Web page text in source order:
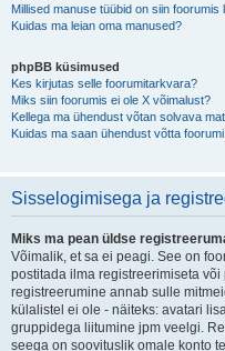
Millised manuse tüübid on siin foorumis
Kuidas ma leian oma manused?
phpBB küsimused
Kes kirjutas selle foorumitarkvara?
Miks siin foorumis ei ole X võimalust?
Kellega ma ühendust võtan solvava
Kuidas ma saan ühendust võtta
Sisselogimisega ja
Miks ma pean üldse
Võimalik, et sa ei peagi. See on
postitada ilma registreerimiseta
registreerumine annab sulle
külalistel ei ole - näiteks: avatari
gruppidega liitumine jpm veelgi.
seega on soovituslik omale konto